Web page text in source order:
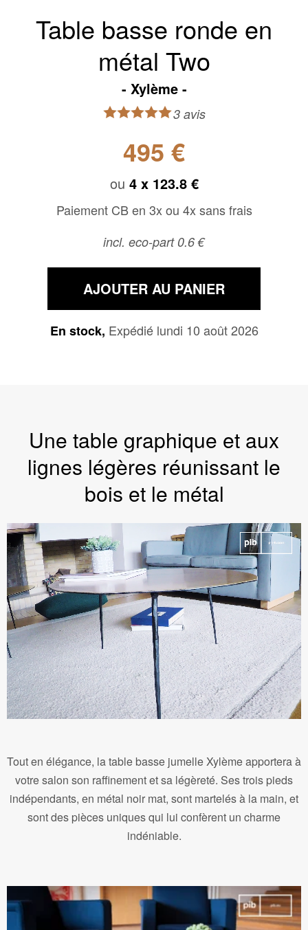
Table basse ronde en
métal Two
Xylème
3 avis
495 €
ou 4 x 123.8 €
Paiement CB en 3x ou 4x sans frais
incl. eco-part 0.6 €
AJOUTER AU PANIER
En stock, Expédié lundi 10 août 2026
Une table graphique et aux
lignes légères réunissant le
bois et le métal
Tout en élégance, la table basse jumelle Xylème apportera à
votre salon son raffinement et sa légèreté. Ses trois pieds
indépendants, en métal noir mat, sont martelés à la main, et
sont des pièces uniques qui lui confèrent un charme
indéniable.